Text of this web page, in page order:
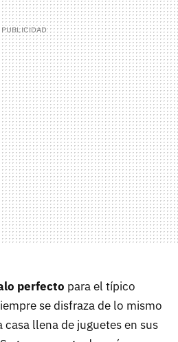
perfecto para el típico
se disfraza de lo mismo
casa llena de juguetes en sus